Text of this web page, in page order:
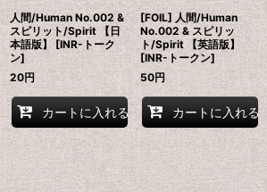
人間/Human No.002 &
スピリット/Spirit 【日
本語版】 [INR-トーク
ン]
20円
カートに入れる
[FOIL] 人間/Human
No.002 & スピリッ
ト/Spirit 【英語版】
[INR-トークン]
50円
カートに入れる